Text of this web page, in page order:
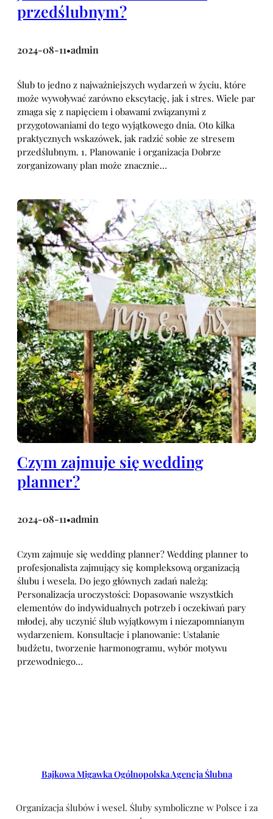
przedślubnym?
2024-08-11•admin
Ślub to jedno z najważniejszych wydarzeń w życiu, które
może wywoływać zarówno ekscytację, jak i stres. Wiele par
zmaga się z napięciem i obawami związanymi z
przygotowaniami do tego wyjątkowego dnia. Oto kilka
praktycznych wskazówek, jak radzić sobie ze stresem
przedślubnym. 1. Planowanie i organizacja Dobrze
zorganizowany plan może znacznie…
Czym zajmuje się wedding
planner?
2024-08-11•admin
Czym zajmuje się wedding planner? Wedding planner to
profesjonalista zajmujący się kompleksową organizacją
ślubu i wesela. Do jego głównych zadań należą:
Personalizacja uroczystości: Dopasowanie wszystkich
elementów do indywidualnych potrzeb i oczekiwań pary
młodej, aby uczynić ślub wyjątkowym i niezapomnianym
wydarzeniem. Konsultacje i planowanie: Ustalanie
budżetu, tworzenie harmonogramu, wybór motywu
przewodniego…
Bajkowa Migawka Ogólnopolska Agencja Ślubna
Organizacja ślubów i wesel. Śluby symboliczne w Polsce i za